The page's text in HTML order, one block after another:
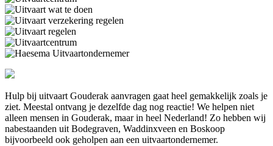
Hulp bij uitvaart Gouderak aanvragen gaat heel gemakkelijk zoals je
ziet. Meestal ontvang je dezelfde dag nog reactie! We helpen niet
alleen mensen in Gouderak, maar in heel Nederland! Zo hebben wij
nabestaanden uit Bodegraven, Waddinxveen en Boskoop
bijvoorbeeld ook geholpen aan een uitvaartondernemer.